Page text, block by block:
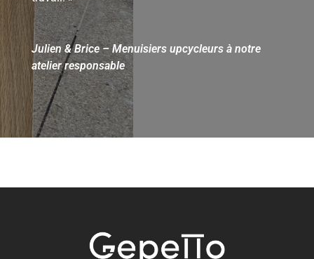
Julien & Brice – Menuisiers upcycleurs à notre
atelier responsable